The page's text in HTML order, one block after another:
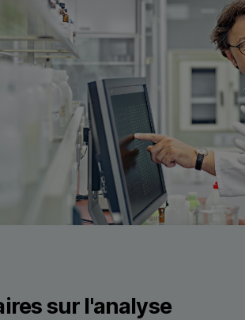
sur l'analyse